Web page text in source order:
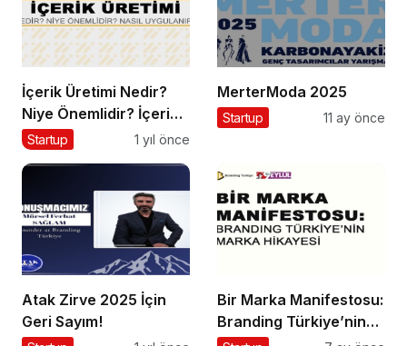
İçerik Üretimi Nedir?
Niye Önemlidir? İçerik
Üretimi Nasıl Yapılır?
Startup 1 yıl önce
MerterModa 2025
Startup 11 ay önce
Atak Zirve 2025 İçin
Geri Sayım!
Bir Marka Manifestosu:
Branding Türkiye’nin